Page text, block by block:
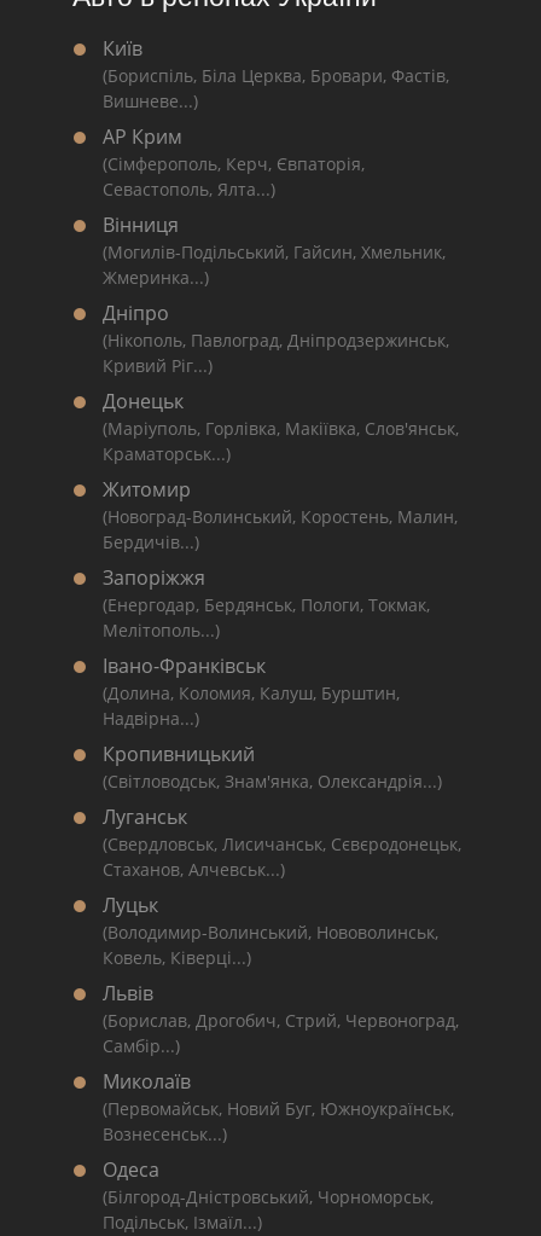
Київ
(Бориспіль, Біла Церква, Бровари, Фастів,
Вишневе...)
АР Крим
(Сімферополь, Керч, Євпаторія,
Севастополь, Ялта...)
Вінниця
(Могилів-Подільський, Гайсин, Хмельник,
Жмеринка...)
Дніпро
(Нікополь, Павлоград, Дніпродзержинськ,
Кривий Ріг...)
Донецьк
(Маріуполь, Горлівка, Макіївка, Слов'янськ,
Краматорськ...)
Житомир
(Новоград-Волинський, Коростень, Малин,
Бердичів...)
Запоріжжя
(Енергодар, Бердянськ, Пологи, Токмак,
Мелітополь...)
Івано-Франківськ
(Долина, Коломия, Калуш, Бурштин,
Надвірна...)
Кропивницький
(Світловодськ, Знам'янка, Олександрія...)
Луганськ
(Свердловськ, Лисичанськ, Сєвєродонецьк,
Стаханов, Алчевськ...)
Луцьк
(Володимир-Волинський, Нововолинськ,
Ковель, Ківерці...)
Львів
(Борислав, Дрогобич, Стрий, Червоноград,
Самбір...)
Миколаїв
(Первомайськ, Новий Буг, Южноукраїнськ,
Вознесенськ...)
Одеса
(Білгород-Дністровський, Чорноморськ,
Подільськ, Ізмаїл...)